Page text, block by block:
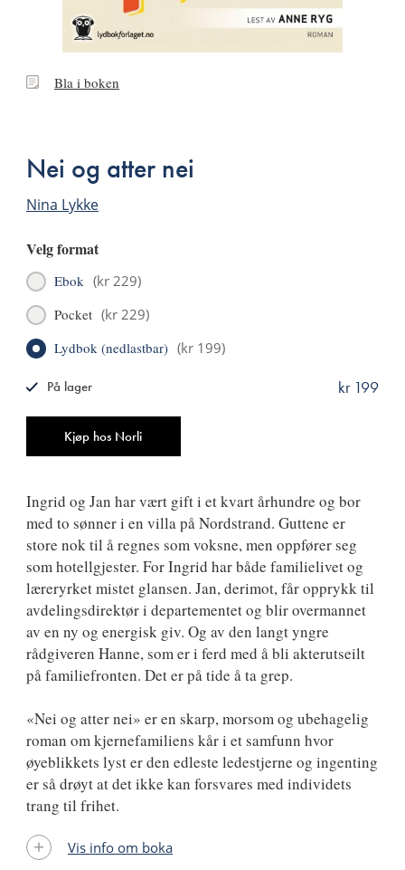
BlaBla i boken
Nei og atter nei
Nina Lykke
Velg format
Ebok (kr 229)
Pocket (kr 229)
Lydbok (nedlastbar) (kr 199)
Kjøp hos Norli
kr 199
På lager
Ingrid og Jan har vært gift i et kvart århundre og bor
med to sønner i en villa på Nordstrand. Guttene er
store nok til å regnes som voksne, men oppfører seg
som hotellgjester. For Ingrid har både familielivet og
læreryrket mistet glansen. Jan, derimot, får opprykk til
avdelingsdirektør i departementet og blir overmannet
av en ny og energisk giv. Og av den langt yngre
rådgiveren Hanne, som er i ferd med å bli akterutseilt
på familiefronten. Det er på tide å ta grep.
«Nei og atter nei» er en skarp, morsom og ubehagelig
roman om kjernefamiliens kår i et samfunn hvor
øyeblikkets lyst er den edleste ledestjerne og ingenting
er så drøyt at det ikke kan forsvares med individets
trang til frihet.
Vis info om boka